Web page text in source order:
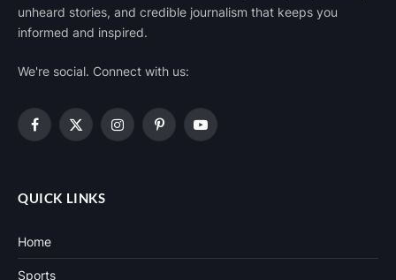
unheard stories, and credible journalism that keeps you
informed and inspired.
We're social. Connect with us:
Facebook
X
InstagramPinterestYouTube
QUICK LINKS
Home
Sports